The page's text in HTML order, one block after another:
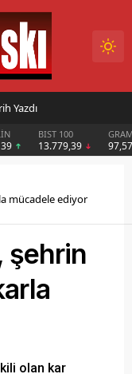
GRAM GÜMÜŞ
97,57
mücadele ediyor
şehrin
olan kar